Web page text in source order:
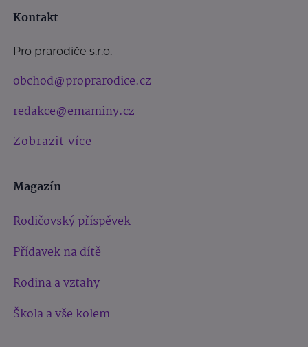
Kontakt
Pro prarodiče s.r.o.
obchod@proprarodice.cz
redakce@emaminy.cz
Zobrazit více
Magazín
Rodičovský příspěvek
Přídavek na dítě
Rodina a vztahy
Škola a vše kolem